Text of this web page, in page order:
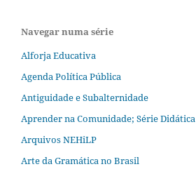
Navegar numa série
Alforja Educativa
Agenda Política Pública
Antiguidade e Subalternidade
Aprender na Comunidade; Série Didática
Arquivos NEHiLP
Arte da Gramática no Brasil